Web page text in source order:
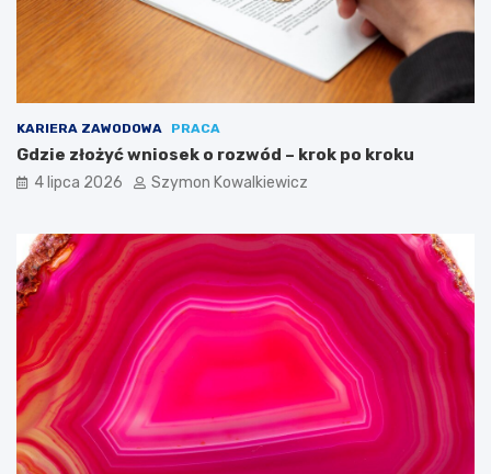
KARIERA ZAWODOWA PRACA
Gdzie złożyć wniosek o rozwód – krok po kroku
4 lipca 2026 Szymon Kowalkiewicz